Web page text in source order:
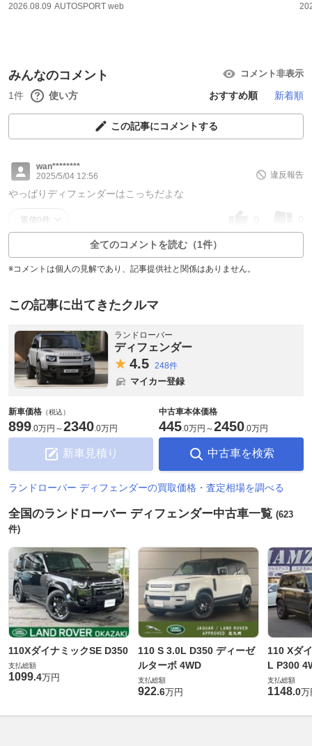
2026.08.09 AUTOSPORT web
みんなのコメント コメント非表示
1件 使い方 おすすめ順 新着順
この記事にコメントする
wan********
2025/5/04 12:56
違反報告
やっぱりディフェンダーはこっちだよな
返信0件
全てのコメントを読む（1件）
※コメントは個人の見解であり、記事提供社と関係はありません。
この記事に出てきたクルマ
ランドローバー
ディフェンダー
4.5 248件
マイカー登録
新車価格 （税込）
899.0万円 ～2340.0万円
新車見積り
中古車本体価格
445.0万円 ～2450.0万円
中古車を検索
ランドローバー ディフェンダーの買取価格・査定相場を調べる
全国のランドローバー ディフェンダー中古車一覧 (623
件)
110XダイナミックSE D350
支払総額
1099.4万円
110 S 3.0L D350 ディーゼ
ルターボ 4WD
支払総額
922.6万円
110 Xダ
L P300
支払総額
1148.0万